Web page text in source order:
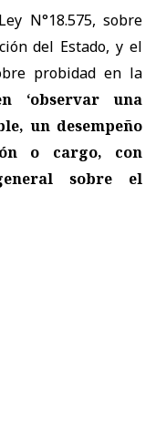
N°18.575, sobre
del Estado, y el
probidad en la
‘observar una
un desempeño
o cargo, con
sobre el